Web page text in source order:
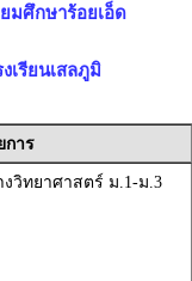
มศึกษาร้อยเอ็ด
เรียนเสลภูมิ
การ
วิทยาศาสตร์ ม.1-ม.3